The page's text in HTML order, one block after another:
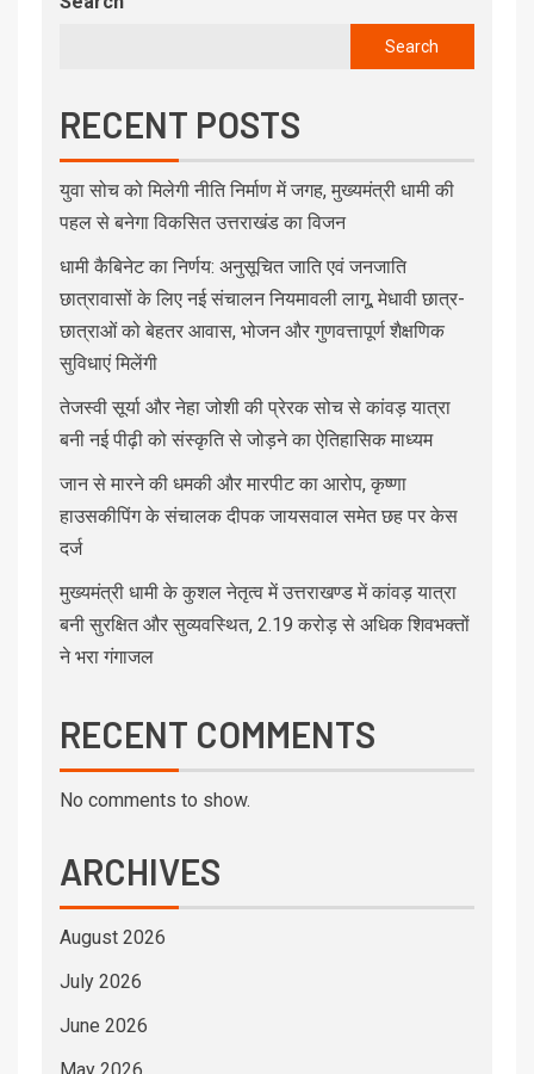
Search
RECENT POSTS
युवा सोच को मिलेगी नीति निर्माण में जगह, मुख्यमंत्री धामी की
पहल से बनेगा विकसित उत्तराखंड का विजन
धामी कैबिनेट का निर्णय: अनुसूचित जाति एवं जनजाति
छात्रावासों के लिए नई संचालन नियमावली लागू, मेधावी छात्र-
छात्राओं को बेहतर आवास, भोजन और गुणवत्तापूर्ण शैक्षणिक
सुविधाएं मिलेंगी
तेजस्वी सूर्या और नेहा जोशी की प्रेरक सोच से कांवड़ यात्रा
बनी नई पीढ़ी को संस्कृति से जोड़ने का ऐतिहासिक माध्यम
जान से मारने की धमकी और मारपीट का आरोप, कृष्णा
हाउसकीपिंग के संचालक दीपक जायसवाल समेत छह पर केस
दर्ज
मुख्यमंत्री धामी के कुशल नेतृत्व में उत्तराखण्ड में कांवड़ यात्रा
बनी सुरक्षित और सुव्यवस्थित, 2.19 करोड़ से अधिक शिवभक्तों
ने भरा गंगाजल
RECENT COMMENTS
No comments to show.
ARCHIVES
August 2026
July 2026
June 2026